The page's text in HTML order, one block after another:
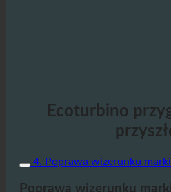
Ecoturbino
4. Poprawa wizerunku marki